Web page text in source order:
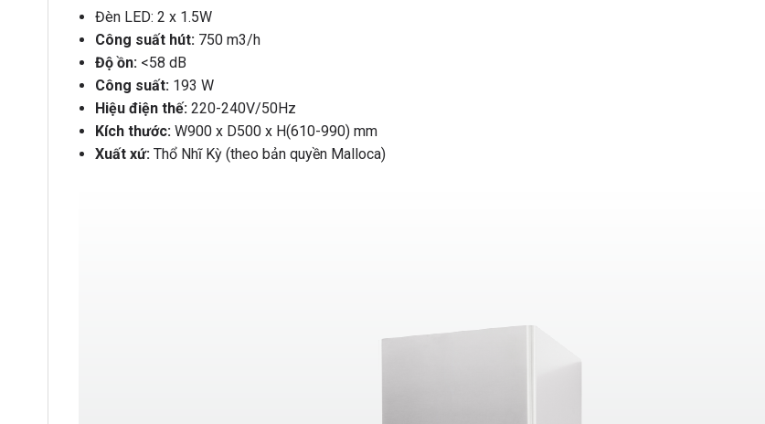
Đèn LED: 2 x 1.5W
Công suất hút:750 m3/h
Độ ồn:<58 dB
Công suất:193 W
Hiệu điện thế:220-240V/50Hz
Kích thước:W900 x D500 x H(610-990) mm
Xuất xứ:Thổ Nhĩ Kỳ (theo bản quyền Malloca)